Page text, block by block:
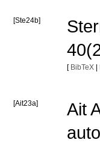
[Ste24b]
[ BibTeX|
[Ait23a]
Ait